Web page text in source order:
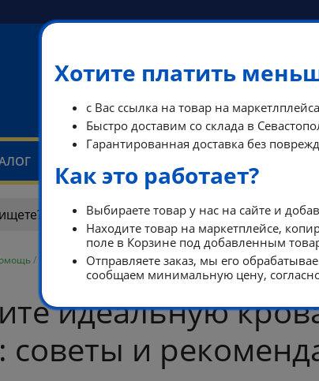
/
идеальную
советы и
Хотите платить
с Вас ссылка на товар на
Быстро доставим со склада в
Гарантированная доставка без
Как это работает?
Выбираете товар у нас на сайте и
Находите товар на маркетплейсе,
поле в Корзине под добавленным
Отправляете заказ, мы его
сообщаем минимальную цену,